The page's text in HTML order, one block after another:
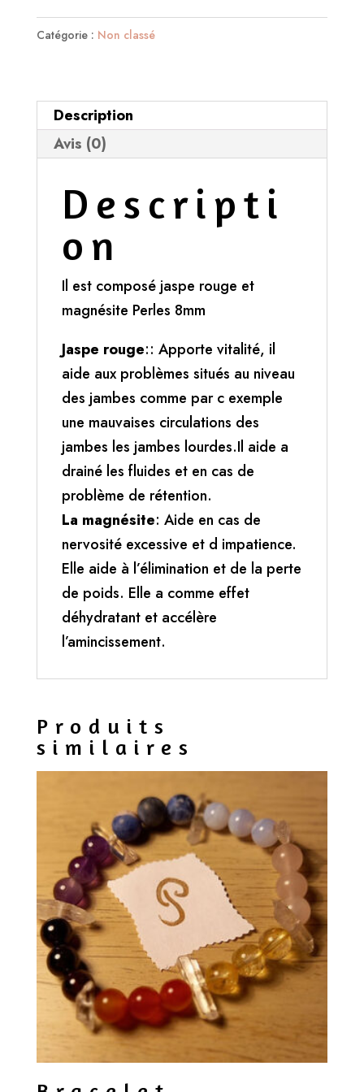
Retention
Catégorie : Non classé
Description
Avis (0)
Descripti
on
Il est composé jaspe rouge et
magnésite Perles 8mm
Jaspe rouge:: Apporte vitalité, il
aide aux problèmes situés au niveau
des jambes comme par c exemple
une mauvaises circulations des
jambes les jambes lourdes.Il aide a
drainé les fluides et en cas de
problème de rétention.
La magnésite: Aide en cas de
nervosité excessive et d impatience.
Elle aide à l’élimination et de la perte
de poids. Elle a comme effet
déhydratant et accélère
l’amincissement.
Produits
similaires